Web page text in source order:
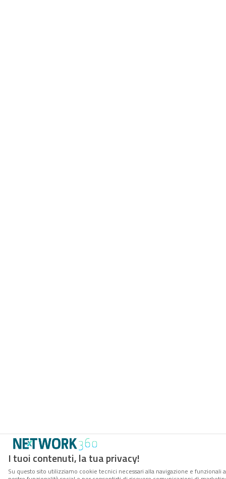
I tuoi contenuti, la tua privacy!
Su questo sito utilizziamo cookie tecnici necessari alla navigazione e